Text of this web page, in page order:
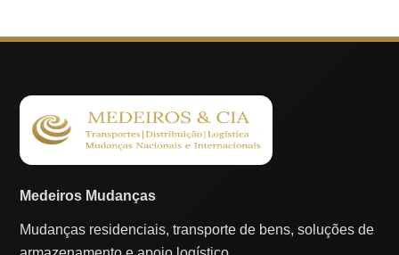
Medeiros Mudanças
Mudanças residenciais, transporte de bens, soluções de